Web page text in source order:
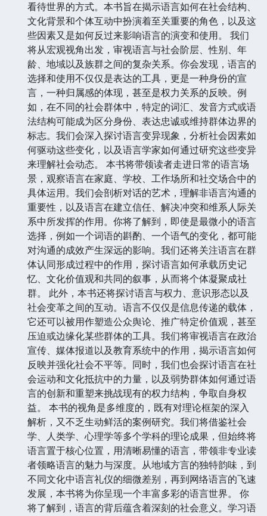
看待世界的方式。本书旨在揭示语言如何在社会结构、
文化背景和个体互动中扮演着至关重要的角色，以及这
些因素又是如何反过来影响语言的演变和使用。 我们
将从宏观视角出发，审视语言与社会阶层、性别、年
龄、地域以及族群之间的复杂关系。你会发现，语言的
选择和使用不仅仅是表达的工具，更是一种身份的宣
言，一种归属感的体现，甚至是权力关系的反映。例
如，在不同的社会群体中，特定的词汇、发音方式或语
法结构可能成为区分身份、表达忠诚或维持群体边界的
标志。我们会深入探讨语言变异现象，分析社会因素如
何驱动这些变化，以及语言学家如何通过研究这些变异
来理解社会动态。 本书将带领读者走进日常的语言场
景，观察语言在家庭、学校、工作场所和社交场合中的
具体运用。我们会剖析对话的艺术，理解非语言沟通的
重要性，以及语言在建立信任、解决冲突和维系人际关
系中所发挥的作用。你将了解到，即使是最微小的语言
选择，例如一个词语的斟酌、一个语气的变化，都可能
对沟通的成效产生深远的影响。我们还将关注语言在群
体认同形成过程中的作用，探讨语言如何承载历史记
忆、文化价值观和共同的叙事，从而将个体凝聚成社
群。 此外，本书还将探讨语言与权力、意识形态以及
社会变革之间的互动。语言不仅仅是信息传递的载体，
它还可以被用作塑造公众舆论、推广特定价值观，甚至
压迫或边缘化某些群体的工具。我们将审视语言在政治
宣传、媒体报道以及教育系统中的作用，揭示语言如何
反映并强化社会不平等。同时，我们也会探讨语言在社
会运动和文化抵抗中的力量，以及弱势群体如何通过语
言的创新和重塑来挑战现有的权力结构，争取自身权
益。 本书的视角是多维度的，既有对理论框架的深入
解析，又不乏生动鲜活的案例研究。我们将借鉴社会
学、人类学、心理学等多个学科的理论成果，但始终将
语言置于核心位置，用清晰易懂的语言，带领非专业读
者领略语言的魅力与深度。从地域方言的独特韵味，到
不同文化中语言礼仪的细微差别，再到网络语言的飞速
发展，本书将为你呈现一个丰富多彩的语言世界。 你
将了解到，语言的背后蕴含着深刻的社会意义。学习语